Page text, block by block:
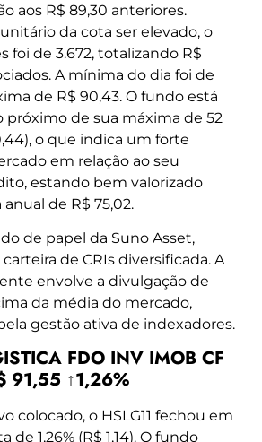
aos R$ 89,30 anteriores.
da cota ser elevado, o
foi de 3.672, totalizando R$
A mínima do dia foi de
de R$ 90,43. O fundo está
de sua máxima de 52
o que indica um forte
em relação ao seu
estando bem valorizado
de R$ 75,02.
de papel da Suno Asset,
de CRIs diversificada. A
envolve a divulgação de
da média do mercado,
gestão ativa de indexadores.
FDO INV IMOB CF
91,55 ↑1,26%
colocado, o HSLG11 fechou em
de 1,26% (R$ 1,14). O fundo